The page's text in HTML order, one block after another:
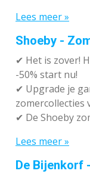
Lees meer »
Shoeby -
✔ Het is zover!
-50% start nu!
✔ Upgrade je
zomercollecties
✔ De Shoeby
Lees meer »
De Bijenkorf